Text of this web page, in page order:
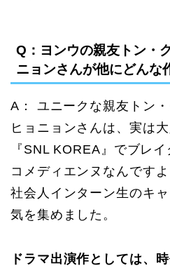
Q：ヨンウの親友トン・
ニョンさんが他にどんな
A： ユニークな親友トン
ヒョニョンさんは、実は
『SNL KOREA』でブレ
コメディエンヌなんです
社会人インターン生のキ
気を集めました。
ドラマ出演作としては、